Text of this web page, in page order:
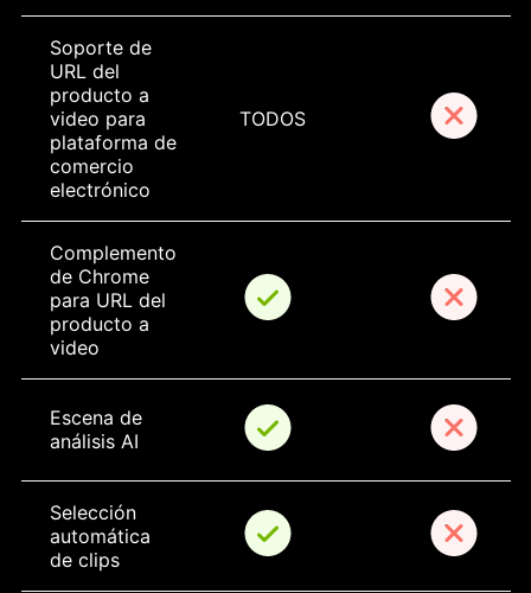
Soporte de
URL del
producto a
video para
plataforma de
comercio
electrónico
TODOS
Complemento
de Chrome
para URL del
producto a
video
Escena de
análisis AI
Selección
automática
de clips